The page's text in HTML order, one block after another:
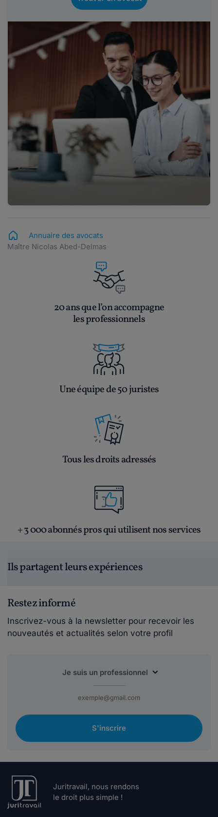
Annuaire des avocats
Maître Nicolas Abed-Delmas
20 ans que l’on accompagne
les professionnels
Une équipe de 50 juristes
Tous les droits adressés
+ 3 000 abonnés pros qui utilisent nos services
Ils partagent leurs expériences
Restez informé
Inscrivez-vous à la newsletter pour recevoir les
nouveautés et actualités selon votre profil
S'inscrire
Juritravail, nous rendons
le droit plus simple !